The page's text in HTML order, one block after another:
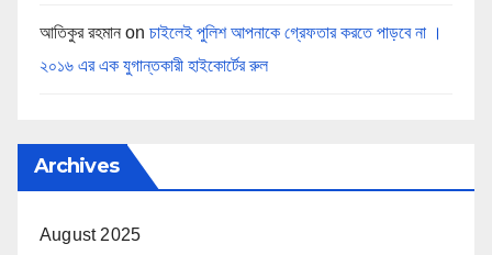
আতিকুর রহমান on চাইলেই পুলিশ আপনাকে গ্রেফতার করতে পাড়বে না ।
২০১৬ এর এক যুগান্তকারী হাইকোর্টের রুল
Archives
August 2025